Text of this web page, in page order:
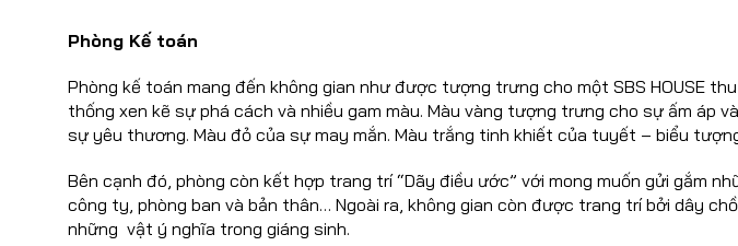
Phòng Kế toán
Phòng kế toán mang đến không gian như được tượng trưng cho một SBS HOUSE
thống xen kẽ sự phá cách và nhiều gam màu. Màu vàng tượng trưng cho sự ấm áp
sự yêu thương. Màu đỏ của sự may mắn. Màu trắng tinh khiết của tuyết – biểu
Bên cạnh đó, phòng còn kết hợp trang trí “Dãy điều ước” với mong muốn gửi gắm
công ty, phòng ban và bản thân… Ngoài ra, không gian còn được trang trí bởi dây
những vật ý nghĩa trong giáng sinh.